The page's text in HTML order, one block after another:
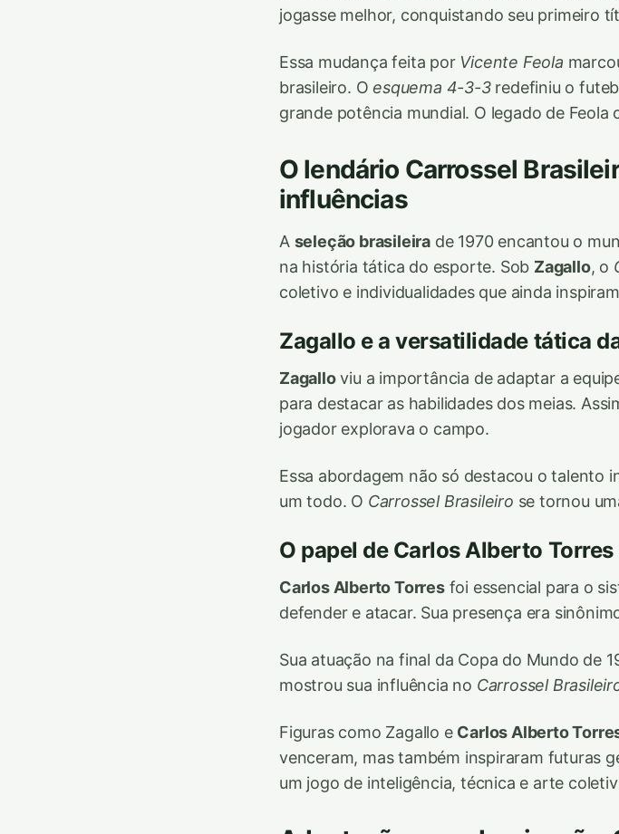
jogasse melhor, conquistando seu primeiro
Essa mudança feita por Vicente Feola
brasileiro. O esquema 4-3-3redefiniu o
grande potência mundial. O legado de
O lendário Carrossel
influências
A seleção brasileira de 1970 encantou o
na história tática do esporte. Sob Zagallo, o
coletivo e individualidades que ainda
Zagallo e a versatilidade tática
Zagalloviu a importância de adaptar a
para destacar as habilidades dos meias.
jogador explorava o campo.
Essa abordagem não só destacou o talento
um todo. O Carrossel Brasileiro se tornou
O papel de Carlos Alberto
Carlos Alberto Torresfoi essencial para o
defender e atacar. Sua presença era
Sua atuação na final da Copa do Mundo de
mostrou sua influência no Carrossel
Figuras como Zagallo e Carlos Alberto
venceram, mas também inspiraram futuras
um jogo de inteligência, técnica e arte